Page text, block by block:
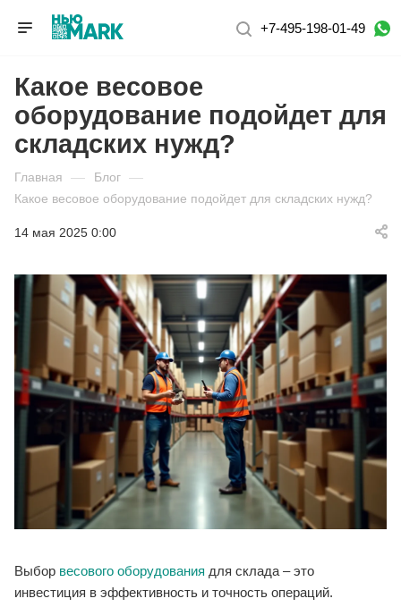
+7-495-198-01-49
Какое весовое
оборудование подойдет для
складских нужд?
Главная — Блог —
Какое весовое оборудование подойдет для складских нужд?
14 мая 2025 0:00
Выбор весового оборудования для склада – это
инвестиция в эффективность и точность операций.